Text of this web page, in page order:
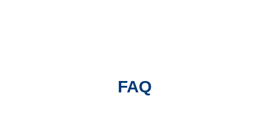
Franziska Steiger, VKU
FAQ